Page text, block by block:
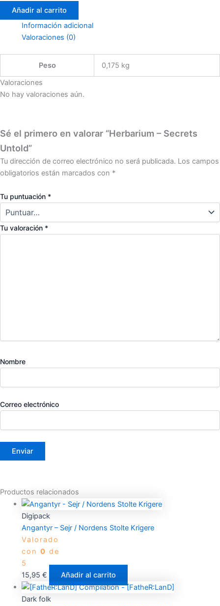
Añadir al carrito
Información adicional
Valoraciones (0)
Peso
0,175 kg
Valoraciones
No hay valoraciones aún.
Sé el primero en valorar “Herbarium – Secrets
Untold”
Tu dirección de correo electrónico no será publicada. Los campos
obligatorios están marcados con *
Tu puntuación *
Tu valoración *
Nombre
Correo electrónico
Productos relacionados
Digipack
Angantyr – Sejr / Nordens Stolte Krigere
Valorado
con 0 de
5
15,95 € Añadir al carrito
Dark folk